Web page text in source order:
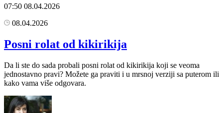
07:50 08.04.2026
08.04.2026
Posni rolat od kikirikija
Da li ste do sada probali posni rolat od kikirikija koji se veoma
jednostavno pravi? Možete ga praviti i u mrsnoj verziji sa puterom ili
kako vama više odgovara.